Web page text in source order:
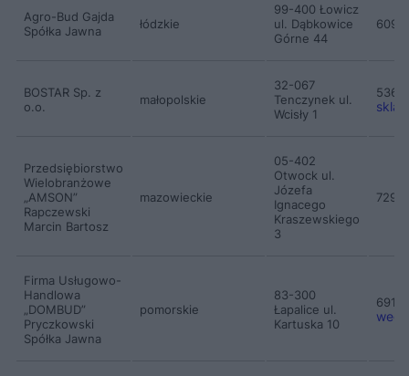
Agro-Bud Gajda
Spółka Jawna
łódzkie
99-400 Łowicz
ul. Dąbkowice
Górne 44
BOSTAR Sp. z
o.o.
małopolskie
32-067
Tenczynek ul.
Wcisły 1
Przedsiębiorstwo
Wielobranżowe
„AMSON”
Rapczewski
Marcin Bartosz
mazowieckie
05-402
Otwock ul.
Józefa
Ignacego
Kraszewskiego
3
Firma Usługowo-
Handlowa
„DOMBUD”
Pryczkowski
Spółka Jawna
pomorskie
83-300
Łapalice ul.
Kartuska 10